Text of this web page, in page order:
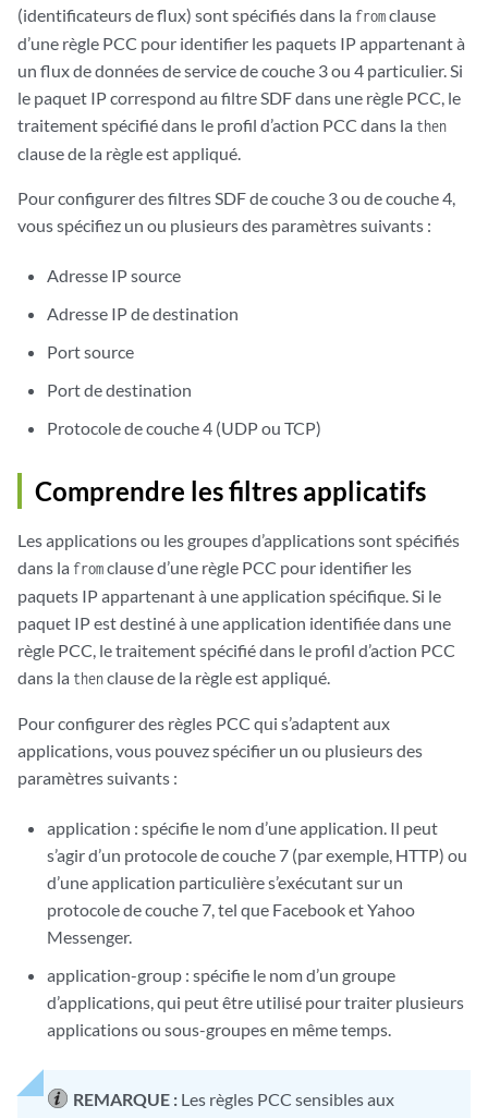
(identificateurs de flux) sont spécifiés dans la fromclause
d’une règle PCC pour identifier les paquets IP appartenant à
un flux de données de service de couche 3 ou 4 particulier. Si
le paquet IP correspond au filtre SDF dans une règle PCC, le
traitement spécifié dans le profil d’action PCC dans la then
clause de la règle est appliqué.
Pour configurer des filtres SDF de couche 3 ou de couche 4,
vous spécifiez un ou plusieurs des paramètres suivants :
Adresse IP source
Adresse IP de destination
Port source
Port de destination
Protocole de couche 4 (UDP ou TCP)
Comprendre les filtres applicatifs
Les applications ou les groupes d’applications sont spécifiés
dans la fromclause d’une règle PCC pour identifier les
paquets IP appartenant à une application spécifique. Si le
paquet IP est destiné à une application identifiée dans une
règle PCC, le traitement spécifié dans le profil d’action PCC
dans la thenclause de la règle est appliqué.
Pour configurer des règles PCC qui s’adaptent aux
applications, vous pouvez spécifier un ou plusieurs des
paramètres suivants :
application : spécifie le nom d’une application. Il peut
s’agir d’un protocole de couche 7 (par exemple, HTTP) ou
d’une application particulière s’exécutant sur un
protocole de couche 7, tel que Facebook et Yahoo
Messenger.
application-group : spécifie le nom d’un groupe
d’applications, qui peut être utilisé pour traiter plusieurs
applications ou sous-groupes en même temps.
REMARQUE : Les règles PCC sensibles aux